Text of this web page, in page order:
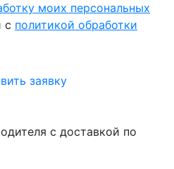
моих персональных
с политикой обработки
заявку
с доставкой по